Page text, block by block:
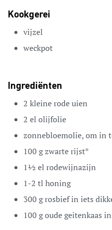
Kookgerei
vijzel
weckpot
Ingrediënten
2 kleine rode uien
2 el olijfolie
zonnebloemolie, om in
100 gzwarte rijst*
1½ el rodewijnazijn
1-2 tl honing
300 grosbiefin iets
100 goude geitenkaas in